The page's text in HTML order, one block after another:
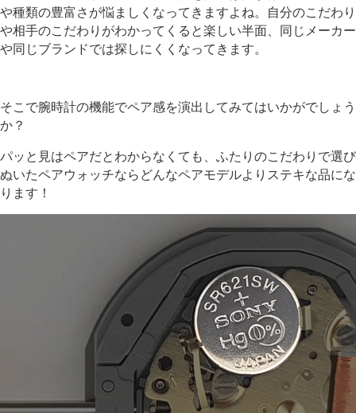
や種類の豊富さが悩ましくなってきますよね。自分のこだわり
や相手のこだわりがわかってくると楽しい半面、同じメーカー
や同じブランドでは探しにくくなってきます。
そこで腕時計の機能でペア感を演出してみてはいかがでしょう
か？
パッと見はペアだとわからなくても、ふたりのこだわりで選び
ぬいたペアウォッチならどんなペアモデルよりステキな品にな
ります！